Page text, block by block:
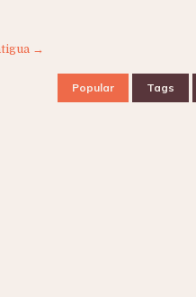
→
Popular Tags